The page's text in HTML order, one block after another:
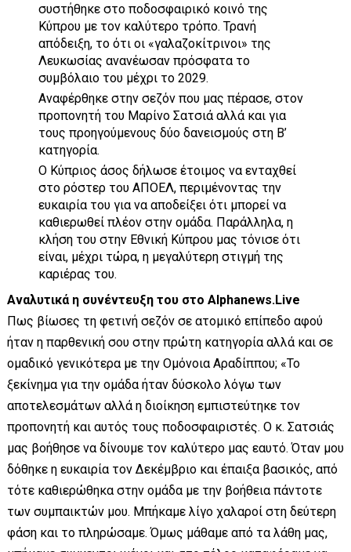
συστήθηκε στο ποδοσφαιρικό κοινό της
Κύπρου με τον καλύτερο τρόπο. Τρανή
απόδειξη, το ότι οι «γαλαζοκίτρινοι» της
Λευκωσίας ανανέωσαν πρόσφατα το
συμβόλαιο του μέχρι το 2029.
Αναφέρθηκε στην σεζόν που μας πέρασε, στον
προπονητή του Μαρίνο Σατσιά αλλά και για
τους προηγούμενους δύο δανεισμούς στη Β’
κατηγορία.
Ο Κύπριος άσος δήλωσε έτοιμος να ενταχθεί
στο ρόστερ του ΑΠΟΕΛ, περιμένοντας την
ευκαιρία του για να αποδείξει ότι μπορεί να
καθιερωθεί πλέον στην ομάδα. Παράλληλα, η
κλήση του στην Εθνική Κύπρου μας τόνισε ότι
είναι, μέχρι τώρα, η μεγαλύτερη στιγμή της
καριέρας του.
Αναλυτικά η συνέντευξη του στο Alphanews.Live
Πως βίωσες τη φετινή σεζόν σε ατομικό επίπεδο αφού
ήταν η παρθενική σου στην πρώτη κατηγορία αλλά και σε
ομαδικό γενικότερα με την Ομόνοια Αραδίππου; «Το
ξεκίνημα για την ομάδα ήταν δύσκολο λόγω των
αποτελεσμάτων αλλά η διοίκηση εμπιστεύτηκε τον
προπονητή και αυτός τους ποδοσφαιριστές. Ο κ. Σατσιάς
μας βοήθησε να δίνουμε τον καλύτερο μας εαυτό. Όταν μου
δόθηκε η ευκαιρία τον Δεκέμβριο και έπαιξα βασικός, από
τότε καθιερώθηκα στην ομάδα με την βοήθεια πάντοτε
των συμπαικτών μου. Μπήκαμε λίγο χαλαροί στη δεύτερη
φάση και το πληρώσαμε. Όμως μάθαμε από τα λάθη μας,